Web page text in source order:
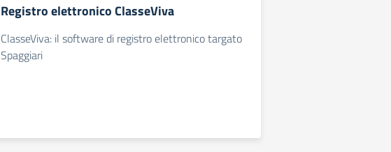
Registro elettronico ClasseViva
ClasseViva: il software di registro elettronico targato
Spaggiari